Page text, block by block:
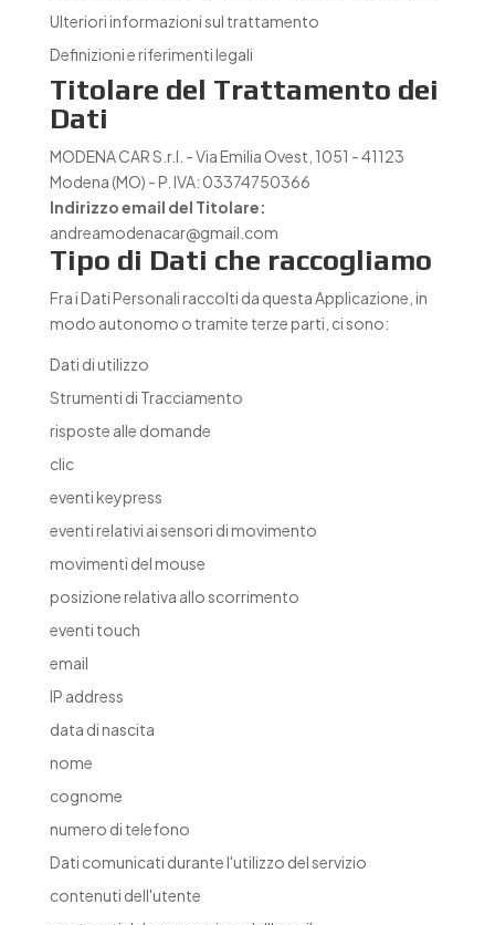
Ulteriori informazioni sul trattamento
Definizioni e riferimenti legali
Titolare del Trattamento dei
Dati
MODENA CAR S.r.l. - Via Emilia Ovest, 1051 - 41123
Modena (MO) - P. IVA: 03374750366
Indirizzo email del Titolare:
andreamodenacar@gmail.com
Tipo di Dati che raccogliamo
Fra i Dati Personali raccolti da questa Applicazione, in
modo autonomo o tramite terze parti, ci sono:
Dati di utilizzo
Strumenti di Tracciamento
risposte alle domande
clic
eventi keypress
eventi relativi ai sensori di movimento
movimenti del mouse
posizione relativa allo scorrimento
eventi touch
email
IP address
data di nascita
nome
cognome
numero di telefono
Dati comunicati durante l'utilizzo del servizio
contenuti dell'utente